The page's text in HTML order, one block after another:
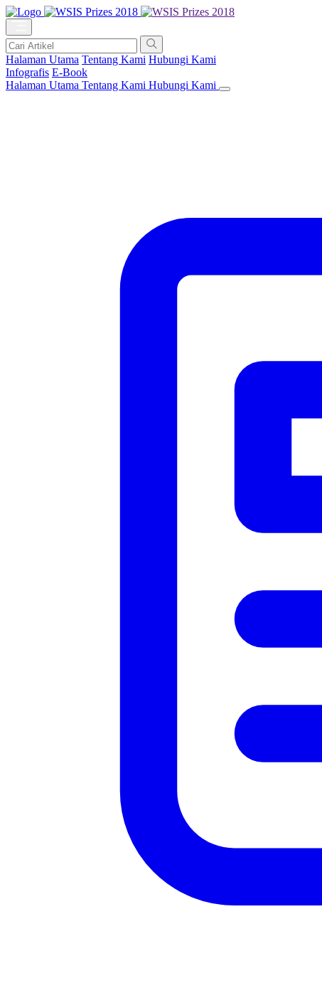
Halaman Utama Tentang Kami Hubungi Kami
Infografis E-Book
Halaman Utama Tentang Kami Hubungi Kami